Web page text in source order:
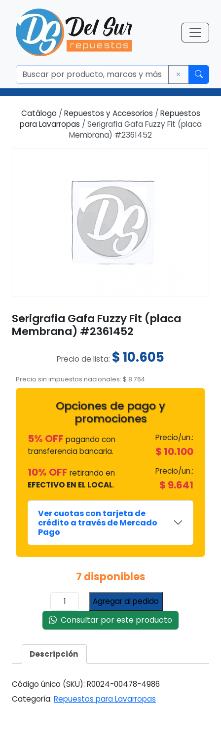
Catálogo / Repuestos y Accesorios / Repuestos
para Lavarropas / Serigrafia Gafa Fuzzy Fit (placa
Membrana) #2361452
Serigrafia Gafa Fuzzy Fit (placa
Membrana) #2361452
Precio de lista: $10.605
Precio sin impuestos nacionales: $ 8.764
Opciones de pago y
promociones
5% OFF pagando con
transferencia bancaria.
Precio/un.:
$ 10.100
10% OFF retirando en
EFECTIVO EN EL LOCAL.
Precio/un.:
$ 9.641
Ver cuotas con tarjeta de
crédito a través de Mercado
Pago
7 disponibles
Serigrafia
Gafa
Fuzzy
Fit
Membrana)
#2361452
Agregar al pedido
Consultar por este producto
Descripción
Código único (SKU): R0024-00478-4986
Categoría: Repuestos para Lavarropas